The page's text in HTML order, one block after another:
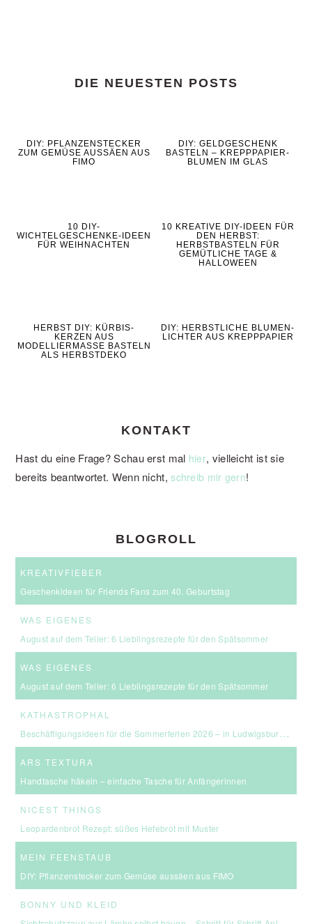
DIE NEUESTEN POSTS
DIY: PFLANZENSTECKER
ZUM GEMÜSE AUSSÄEN AUS
FIMO
DIY: GELDGESCHENK
BASTELN – KREPPPAPIER-
BLUMEN IM GLAS
10 DIY-
WICHTELGESCHENKE-IDEEN
FÜR WEIHNACHTEN
10 KREATIVE DIY-IDEEN FÜR
DEN HERBST:
HERBSTBASTELN FÜR
GEMÜTLICHE TAGE &
HALLOWEEN
HERBST DIY: KÜRBIS-
KERZEN AUS
MODELLIERMASSE BASTELN
ALS HERBSTDEKO
DIY: HERBSTLICHE BLUMEN-
LICHTER AUS KREPPPAPIER
KONTAKT
Hast du eine Frage? Schau erst mal hier, vielleicht ist sie
bereits beantwortet. Wenn nicht,schreib mir gern!
BLOGROLL
KREATIVFIEBER
Geschenkideen für Friends Fans zum 40. Geburtstag
WAS EIGENES
August auf dem Teller: 6 Lieblingsrezepte für den Spätsommer
WAS EIGENES
August auf dem Teller: 6 Lieblingsrezepte für den Spätsommer
KATHASTROPHAL
Beschäftigungsideen für die Sommerferien 2026 – in Ludwigsburg, Stuttgart & Umgebung
ARS TEXTURA
Handtasche häkeln – einfache Tasche für Anfängerinnen
NICEST THINGS
Leopardenbrot Rezept: süßes Hefebrot mit Muster
MEIN FEENSTAUB
DIY: Pflanzenstecker zum Gemüse aussäen aus FIMO
BONNY UND KLEID